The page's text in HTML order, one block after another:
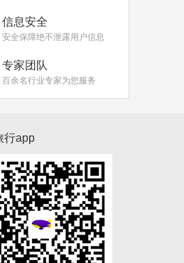
信息安全
安全保障绝不泄露用户信息
专家团队
百余名行业专家为您服务
行app